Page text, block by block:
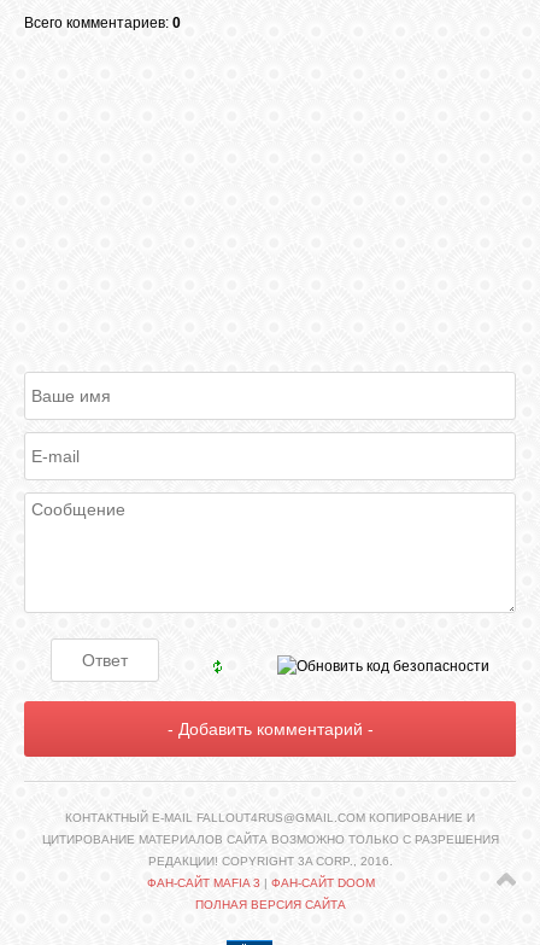
Всего комментариев: 0
КОНТАКТНЫЙ E-MAIL FALLOUT4RUS@GMAIL.COM КОПИРОВАНИЕ И
ЦИТИРОВАНИЕ МАТЕРИАЛОВ САЙТА ВОЗМОЖНО ТОЛЬКО С РАЗРЕШЕНИЯ
РЕДАКЦИИ! COPYRIGHT 3A CORP., 2016.
ФАН-САЙТ MAFIA 3 | ФАН-САЙТ DOOM
ПОЛНАЯ ВЕРСИЯ САЙТА